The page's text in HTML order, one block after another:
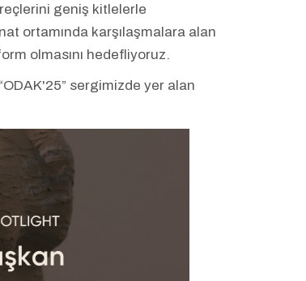
geniş kitlelerle
ortamında karşılaşmalara alan
olmasını hedefliyoruz.
sergimizde yer alan